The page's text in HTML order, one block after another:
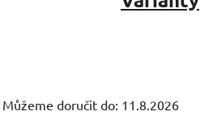
Můžeme doručit do: 11.8.2026